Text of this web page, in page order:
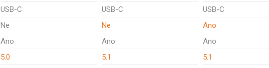
USB-C USB-C
USB-C
Ne Ne
Ano
Ano Ano
Ano
5.0 5.1
5.1